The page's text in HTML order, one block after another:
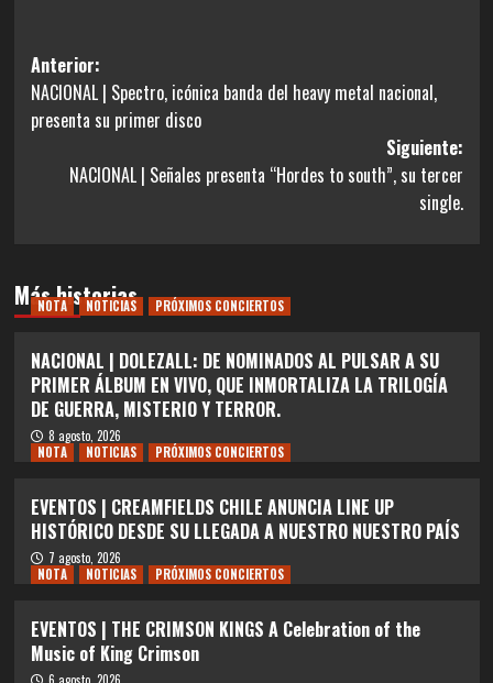
Navegación
de
entradas
Anterior:
NACIONAL | Spectro, icónica banda del heavy metal nacional,
presenta su primer disco
Siguiente:
NACIONAL | Señales presenta “Hordes to south”, su tercer
single.
Más historias
NOTA NOTICIAS PRÓXIMOS CONCIERTOS
NACIONAL | DOLEZALL: DE NOMINADOS AL PULSAR A SU
PRIMER ÁLBUM EN VIVO, QUE INMORTALIZA LA TRILOGÍA
DE GUERRA, MISTERIO Y TERROR.
8 agosto, 2026
NOTA
NOTICIAS PRÓXIMOS CONCIERTOS
EVENTOS | CREAMFIELDS CHILE ANUNCIA LINE UP
HISTÓRICO DESDE SU LLEGADA A NUESTRO NUESTRO PAÍS
7 agosto, 2026
NOTA
NOTICIAS PRÓXIMOS CONCIERTOS
EVENTOS | THE CRIMSON KINGS A Celebration of the
Music of King Crimson
6 agosto, 2026